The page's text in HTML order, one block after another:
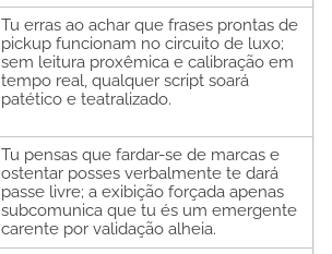
Tu erras ao achar que frases prontas de
pickup funcionam no circuito de luxo;
sem leitura proxêmica e calibração em
tempo real, qualquer script soará
patético e teatralizado.
Tu pensas que fardar-se de marcas e
ostentar posses verbalmente te dará
passe livre; a exibição forçada apenas
subcomunica que tu és um emergente
carente por validação alheia.